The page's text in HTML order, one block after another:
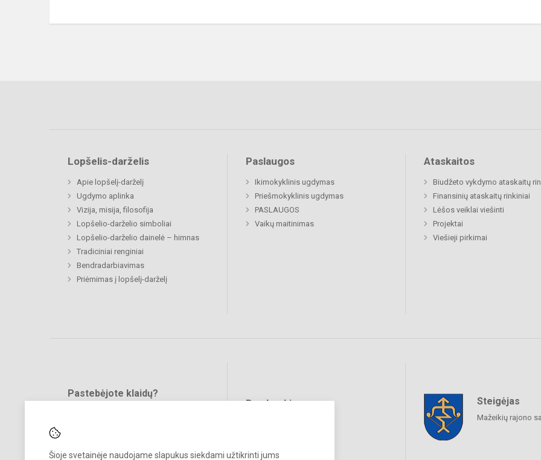
Šioje svetainėje naudojame slapukus siekdami užtikrinti jums
Lopšelis-darželis
Apie lopšelį-darželį
Ugdymo aplinka
Vizija, misija, filosofija
Lopšelio-darželio simboliai
Lopšelio-darželio dainelė – himnas
Tradiciniai renginiai
Bendradarbiavimas
Priėmimas į lopšelį-darželį
Paslaugos
Ikimokyklinis ugdymas
Priešmokyklinis ugdymas
PASLAUGOS
Vaikų maitinimas
Ataskaitos
Biudžeto vykdymo ataskaitų
Finansinių ataskaitų rinkiniai
Lėšos veiklai viešinti
Projektai
Viešieji pirkimai
Pastebėjote klaidų?
Bendraukime Steigėjas
Mažeikių rajono